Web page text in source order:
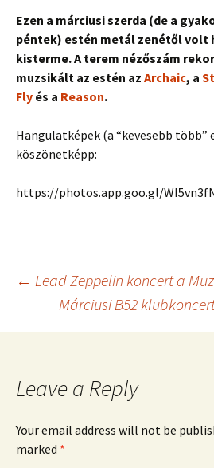
Ezen a márciusi szerda (de a
péntek) estén metál zenétől volt
kisterme. A terem nézőszám
muzsikált az estén az Archaic, a
Fly és a Reason.
Hangulatképek (a “kevesebb több”
köszönetképp:
https://photos.app.goo.gl/
Post
navigation
← Lead Zeppelin koncert a
Márciusi B52
Leave a Reply
Your email address will not be
marked *